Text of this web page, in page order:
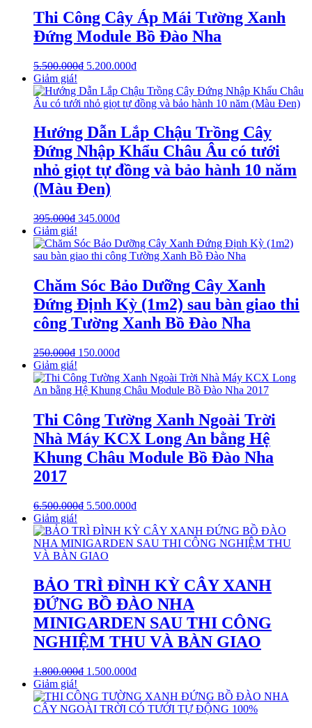
Thi Công Cây Áp Mái Tường Xanh
Đứng Module Bồ Đào Nha
5.500.000₫ 5.200.000₫
Giảm giá!
Hướng Dẫn Lắp Chậu Trồng Cây
Đứng Nhập Khẩu Châu Âu có tưới
nhỏ giọt tự đồng và bảo hành 10 năm
(Màu Đen)
395.000₫ 345.000₫
Giảm giá!
Chăm Sóc Bảo Dưỡng Cây Xanh
Đứng Định Kỳ (1m2) sau bàn giao thi
công Tường Xanh Bồ Đào Nha
250.000₫ 150.000₫
Giảm giá!
Thi Công Tường Xanh Ngoài Trời
Nhà Máy KCX Long An bằng Hệ
Khung Châu Module Bồ Đào Nha
2017
6.500.000₫ 5.500.000₫
Giảm giá!
BẢO TRÌ ĐÌNH KỲ CÂY XANH
ĐỨNG BỒ ĐÀO NHA
MINIGARDEN SAU THI CÔNG
NGHIỆM THU VÀ BÀN GIAO
1.800.000₫ 1.500.000₫
Giảm giá!